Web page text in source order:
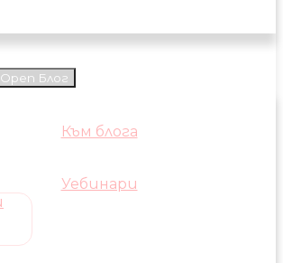
Open Блог
Към блога
Уебинари